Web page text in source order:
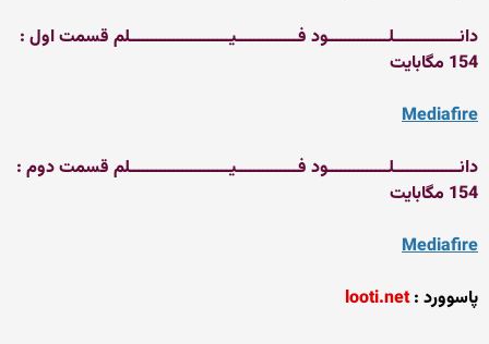
دانـــــــــــــــلــــــــــــــود فــــــــــــــیـــــــــــــــــــــــلم قسمت اول :
154 مگابایت
Mediafire
دانـــــــــــــــلــــــــــــــود فــــــــــــــیـــــــــــــــــــــــلم قسمت دوم :
154 مگابایت
Mediafire
پاسوورد :looti.net